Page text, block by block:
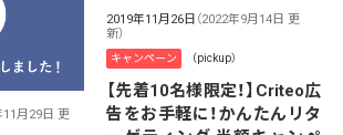
11月29日 更
2019年11月26日 （2022年9月14日 更
新）
キャンペーン （pickup）
【先着10名様限定！】Criteo広
告をお手軽に！かんたんリタ